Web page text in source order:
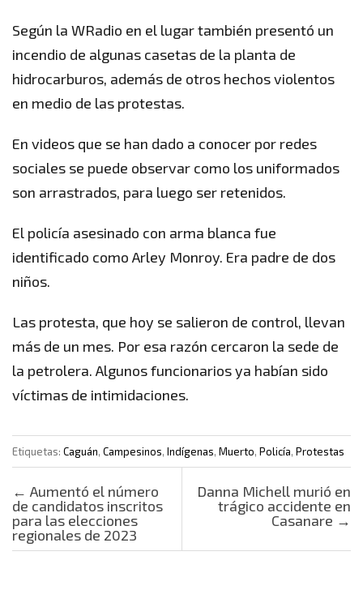
Según la WRadio en el lugar también presentó un
incendio de algunas casetas de la planta de
hidrocarburos, además de otros hechos violentos
en medio de las protestas.
En videos que se han dado a conocer por redes
sociales se puede observar como los uniformados
son arrastrados, para luego ser retenidos.
El policía asesinado con arma blanca fue
identificado como Arley Monroy. Era padre de dos
niños.
Las protesta, que hoy se salieron de control, llevan
más de un mes. Por esa razón cercaron la sede de
la petrolera. Algunos funcionarios ya habían sido
víctimas de intimidaciones.
Etiquetas: Caguán, Campesinos, Indígenas, Muerto, Policía, Protestas
Post navigation
← Aumentó el número
de candidatos inscritos
para las elecciones
regionales de 2023
Danna Michell murió en
trágico accidente en
Casanare →